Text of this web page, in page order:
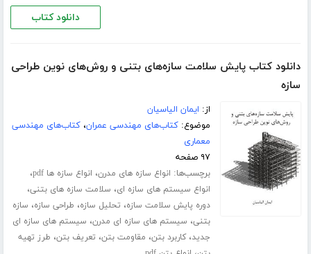
دانلود کتاب
دانلود کتاب پایش سلامت سازه‌های بتنی و روش‌های نوین طراحی
سازه
از: ایمان الیاسیان
موضوع:کتاب‌های مهندسی عمران،کتاب‌های مهندسی
معماری
۹۷ صفحه
برچسب‌ها: انواع سازه های مدرن، انواع سازه ها pdf ،
انواع سیستم های سازه ای، سلامت سازه های بتنی،
دوره پایش سلامت سازه، تحلیل سازه، طراحی سازه، سازه
بتنی، سیستم های سازه ای مدرن، سیستم های سازه ای
جدید،کاربرد بتن، مقاومت بتن، تعریف بتن، طرز تهیه